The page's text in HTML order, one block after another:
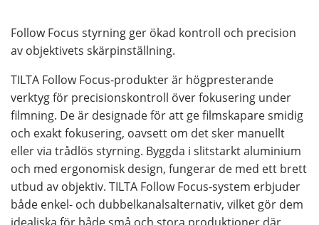
Follow Focus styrning ger ökad kontroll och precision
av objektivets skärpinställning.
TILTA Follow Focus-produkter är högpresterande
verktyg för precisionskontroll över fokusering under
filmning. De är designade för att ge filmskapare smidig
och exakt fokusering, oavsett om det sker manuellt
eller via trådlös styrning. Byggda i slitstarkt aluminium
och med ergonomisk design, fungerar de med ett brett
utbud av objektiv. TILTA Follow Focus-system erbjuder
både enkel- och dubbelkanalsalternativ, vilket gör dem